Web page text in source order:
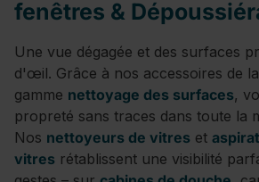
fenêtres &
Une vue dégagée et des surfaces
d'œil. Grâce à nos accessoires de la
gamme nettoyage des surfaces,
propreté sans traces dans toute la
Nos nettoyeurs de vitres et
vitres rétablissent une visibilité